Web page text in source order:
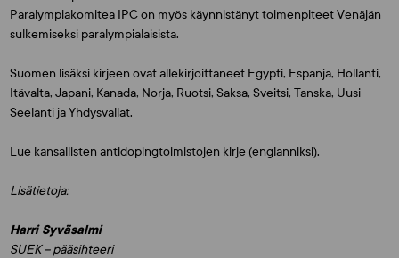
Paralympiakomitea IPC on myös käynnistänyt toimenpiteet Venäjän
sulkemiseksi paralympialaisista.
Suomen lisäksi kirjeen ovat allekirjoittaneet Egypti, Espanja, Hollanti,
Itävalta, Japani, Kanada, Norja, Ruotsi, Saksa, Sveitsi, Tanska, Uusi-
Seelanti ja Yhdysvallat.
Lue kansallisten antidopingtoimistojen kirje (englanniksi).
Lisätietoja:
Harri Syväsalmi
SUEK – pääsihteeri